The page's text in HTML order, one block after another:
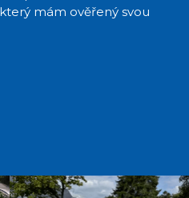
mám ověřený svou